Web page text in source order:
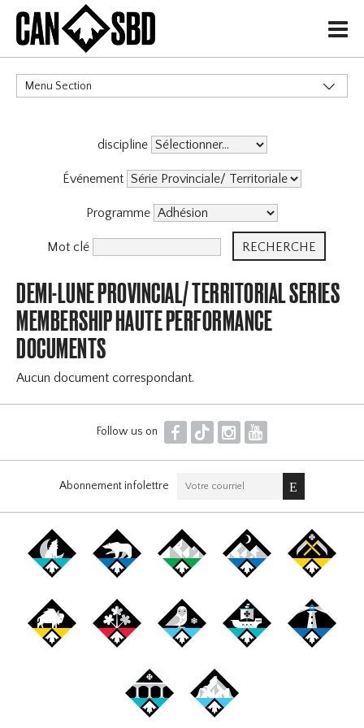
H
Menu Section
discipline
Événement
Programme
Mot clé
DEMI-LUNE PROVINCIAL/ TERRITORIAL SERIES
MEMBERSHIP HAUTE PERFORMANCE
DOCUMENTS
Aucun document correspondant.
Follow us on F T I Y
Abonnement infolettre